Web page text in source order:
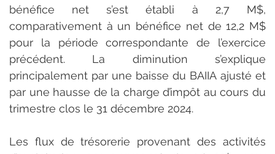
bénéfice net s’est établi à 2,7 M$,
comparativement à un bénéfice net de 12,2 M$
pour la période correspondante de l’exercice
précédent. La diminution s’explique
principalement par une baisse du BAIIA ajusté et
par une hausse de la charge d’impôt au cours du
trimestre clos le 31 décembre 2024.
Les flux de trésorerie provenant des activités